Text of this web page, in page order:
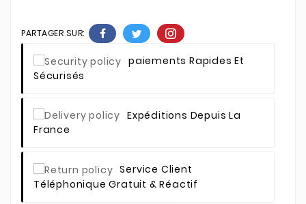
PARTAGER SUR:
Paiements Rapides Et
Sécurisés
Expéditions Depuis La
France
Service Client
Téléphonique Gratuit & Réactif